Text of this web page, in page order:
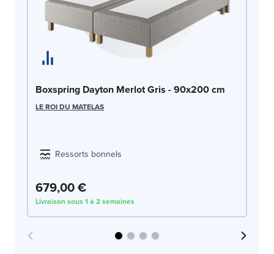
Boxspring Dayton Merlot Gris - 90x200 cm
LE ROI DU MATELAS
Ressorts bonnels
679,00 €
Livraison sous 1 à 2 semaines